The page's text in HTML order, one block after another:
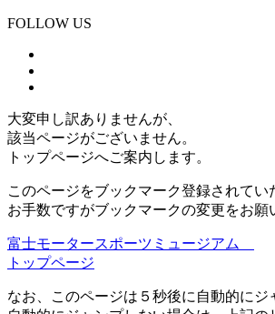
FOLLOW US
大変申し訳ありませんが、
該当ページがございません。
トップページへご案内します。
このページをブックマーク登録されてい
お手数ですがブックマークの変更をお願
富士モータースポーツミュージアム
トップページ
なお、このページは５秒後に自動的にジ